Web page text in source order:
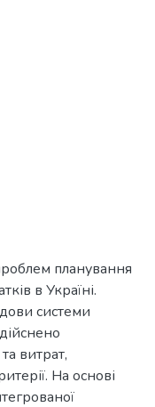
планування
в Україні.
системи
витрат,
На основі